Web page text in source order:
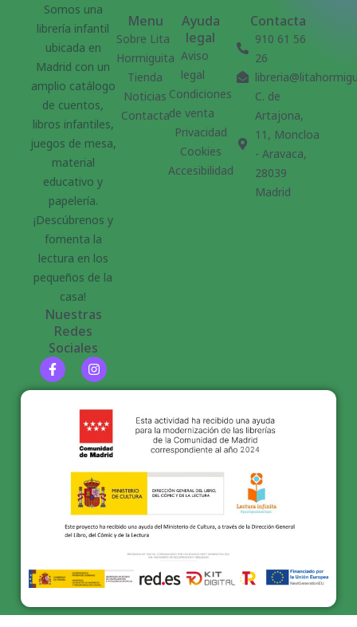
Somos una
librería infantil
ubicada en
Madrid con un
amplio catálogo
de cuentos,
libros infantiles,
juegos de mesa,
material
educativo y
papelería.
¡Descúbrenos y
fomenta la
lectura en los
pequeños de la
casa!
Nuestras
Redes
Sociales
Menu
Sobre Lita
Hormiguita
Tienda
Noticias
Contacta
Ayuda
legal
Aviso
legal
Condiciones
de venta
Privacidad
Cookies
Accesibilidad
Contacta
910 61 56
26
C. de
Artajona,
11, Moncloa
- Aravaca,
28039
Madrid